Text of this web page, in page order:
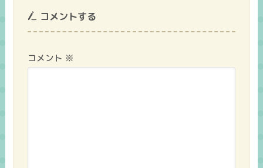
コメントする
コメント ※